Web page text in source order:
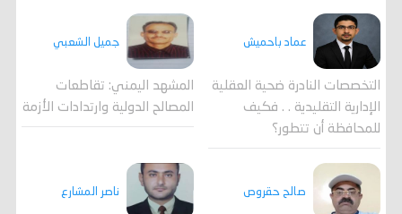
عماد باحميش
التخصصات النادرة ضحية العقلية
الإدارية التقليدية . . فكيف
للمحافظة أن تتطور؟
جميل الشعبي
المشهد اليمني: تقاطعات
المصالح الدولية وارتدادات الأزمة
صالح حقروص ناصر المشارع